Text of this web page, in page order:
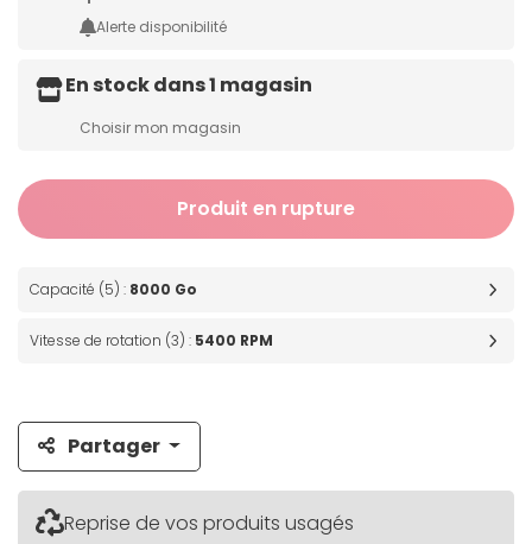
Alerte disponibilité
En stock dans 1 magasin
Choisir mon magasin
Produit en rupture
Capacité (5) : 8000 Go
Vitesse de rotation (3) : 5400 RPM
Partager
Reprise de vos produits usagés